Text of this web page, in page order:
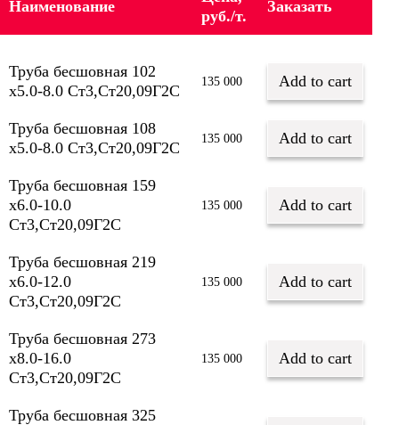
Наименование
руб./т.
Заказать
Труба бесшовная 102
х5.0-8.0 Ст3,Ст20,09Г2С
135 000 Add to cart
Труба бесшовная 108
х5.0-8.0 Ст3,Ст20,09Г2С
135 000 Add to cart
Труба бесшовная 159
х6.0-10.0
Ст3,Ст20,09Г2С
135 000 Add to cart
Труба бесшовная 219
х6.0-12.0
Ст3,Ст20,09Г2С
135 000 Add to cart
Труба бесшовная 273
х8.0-16.0
Ст3,Ст20,09Г2С
135 000 Add to cart
Труба бесшовная 325